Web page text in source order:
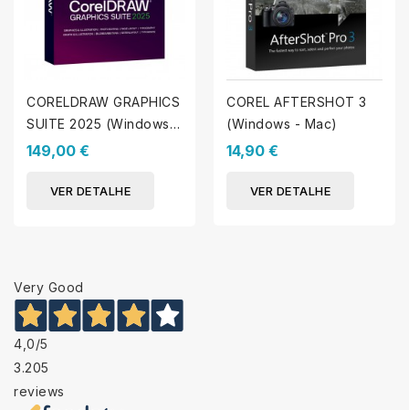
CORELDRAW GRAPHICS
SUITE 2025 (Windows -
MAC)
149,00 €
VER DETALHE
COREL AFTERSHOT 3
(Windows - Mac)
14,90 €
VER DETALHE
Very Good
4,0/5
3.205
reviews